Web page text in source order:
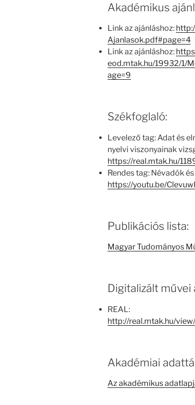
Akadémikus
Link az ajánláshoz:
Ajanlasok.pdf#page=4
Link az ajánláshoz:
eod.mtak.hu/19932/1/
age=9
Székfoglaló:
Levelező tag: Adat és
nyelvi viszonyainak
https://real.mtak.hu/
Rendes tag: Névadók
https://youtu.be/
Publikációs lista:
Magyar Tudományos
Digitalizált művei
REAL:
http://real.mtak.hu/
Akadémiai
Az akadémikus